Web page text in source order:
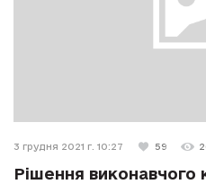
3 грудня 2021 г. 10:27 59
Рішення виконавчого